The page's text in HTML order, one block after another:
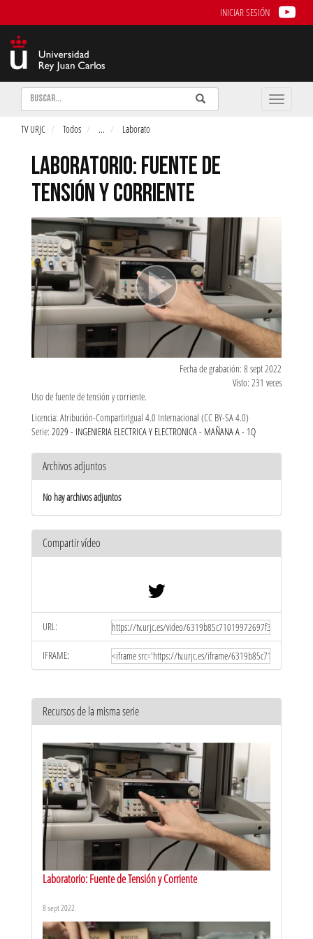
INICIAR SESIÓN
Buscar Enviar
Buscar
Toggle
TV URJC Todos ... Laborato
LABORATORIO: FUENTE DE
TENSIÓN Y CORRIENTE
Fecha de grabación: 8 sept 2022
Visto: 231 veces
Uso de fuente de tensión y corriente.
Licencia: Atribución-CompartirIgual 4.0 Internacional (CC BY-SA 4.0)
Serie: 2029 - INGENIERIA ELECTRICA Y ELECTRONICA - MAÑANA A - 1Q
Archivos adjuntos
No hay archivos adjuntos
Compartir vídeo
URL:
IFRAME:
Recursos de la misma serie
Laboratorio: Fuente de Tensión y Corriente
8 sept 2022